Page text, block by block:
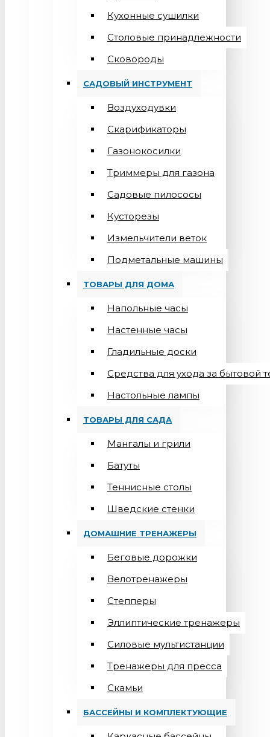
Кухонные сушилки
Столовые принадлежности
Сковороды
САДОВЫЙ ИНСТРУМЕНТ
Воздуходувки
Скарификаторы
Газонокосилки
Триммеры для газона
Садовые пилососы
Кусторезы
Измельчители веток
Подметальные машины
ТОВАРЫ ДЛЯ ДОМА
Напольные часы
Настенные часы
Гладильные доски
Средства для ухода за бытовой
Настольные лампы
ТОВАРЫ ДЛЯ САДА
Мангалы и грили
Батуты
Теннисные столы
Шведские стенки
ДОМАШНИЕ ТРЕНАЖЕРЫ
Беговые дорожки
Велотренажеры
Степперы
Эллиптические тренажеры
Силовые мультистанции
Тренажеры для пресса
Скамьи
БАССЕЙНЫ И КОМПЛЕКТУЮЩИЕ